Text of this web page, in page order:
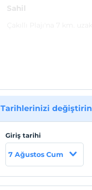
Sahil
Tarihlerinizi değiştirin
Giriş tarihi
7 Ağustos Cum